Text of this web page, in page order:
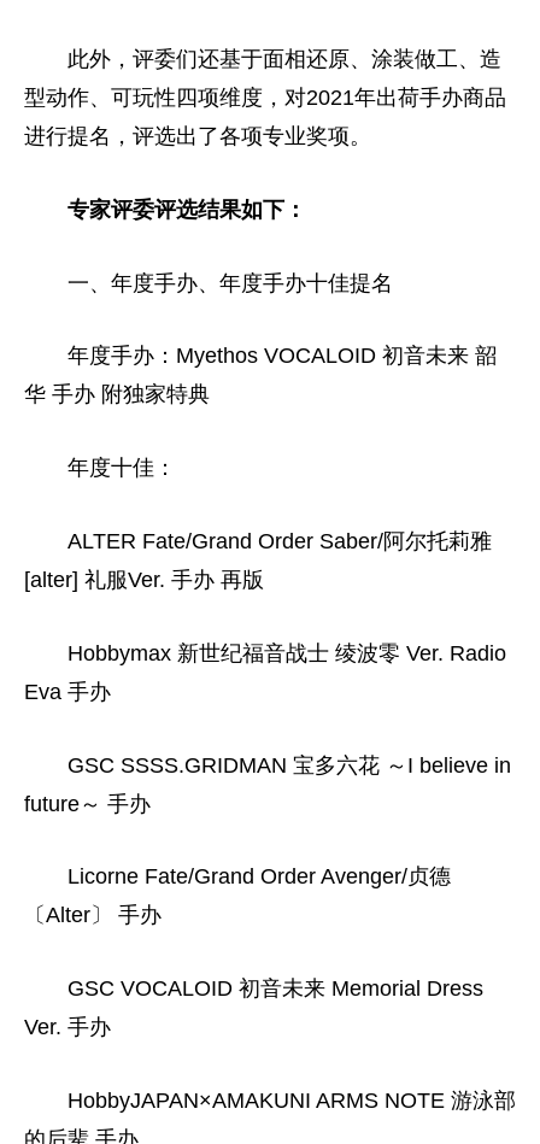
此外，评委们还基于面相还原、涂装做工、造
型动作、可玩性 四项维度，对2021年出荷手办商品
进行提名，评选出了各项专业奖项。
专家评委评选结果如下：
一、年度手办、年度手办十佳提名
年度手办：Myethos VOCALOID 初音未来 韶
华 手办 附独家特典
年度十佳：
ALTER Fate/Grand Order Saber/阿尔托莉雅
[alter] 礼服Ver. 手办 再版
Hobbymax 新世纪福音战士 绫波零 Ver. Radio
Eva 手办
GSC SSSS.GRIDMAN 宝多六花 ～I believe in
future～ 手办
Licorne Fate/Grand Order Avenger/贞德
〔Alter〕 手办
GSC VOCALOID 初音未来 Memorial Dress
Ver. 手办
HobbyJAPAN×AMAKUNI ARMS NOTE 游泳部
的后辈 手办